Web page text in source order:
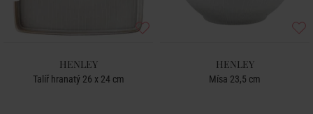
HENLEY
Talíř hranatý 26 x 24 cm
HENLEY
Mísa 23,5 cm